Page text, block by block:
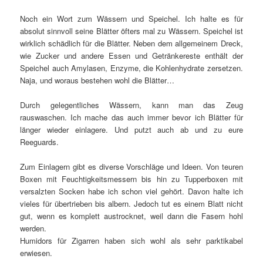
Noch ein Wort zum Wässern und Speichel. Ich halte es für
absolut sinnvoll seine Blätter öfters mal zu Wässern. Speichel ist
wirklich schädlich für die Blätter. Neben dem allgemeinem Dreck,
wie Zucker und andere Essen und Getränkereste enthält der
Speichel auch Amylasen, Enzyme, die Kohlenhydrate zersetzen.
Naja, und woraus bestehen wohl die Blätter…
Durch gelegentliches Wässern, kann man das Zeug
rauswaschen. Ich mache das auch immer bevor ich Blätter für
länger wieder einlagere. Und putzt auch ab und zu eure
Reeguards.
Zum Einlagern gibt es diverse Vorschläge und Ideen. Von teuren
Boxen mit Feuchtigkeitsmessern bis hin zu Tupperboxen mit
versalzten Socken habe ich schon viel gehört. Davon halte ich
vieles für übertrieben bis albern. Jedoch tut es einem Blatt nicht
gut, wenn es komplett austrocknet, weil dann die Fasern hohl
werden.
Humidors für Zigarren haben sich wohl als sehr parktikabel
erwiesen.